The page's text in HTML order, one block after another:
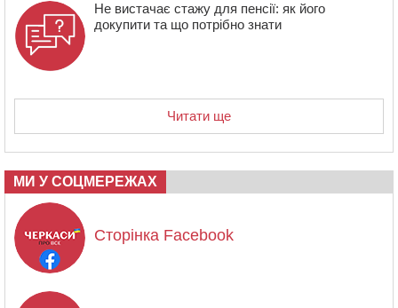
Не вистачає стажу для пенсії: як його
докупити та що потрібно знати
Читати ще
МИ У СОЦМЕРЕЖАХ
Сторінка Facebook